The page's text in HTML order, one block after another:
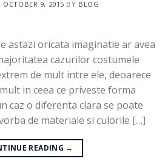
OCTOBER 9, 2015 BY BLOG
astazi oricata imaginatie ar avea
cazurilor costumele
de mult intre ele, deoarece
in ceea ce priveste forma
caz o diferenta clara se poate
de materiale si culorile […]
READING →